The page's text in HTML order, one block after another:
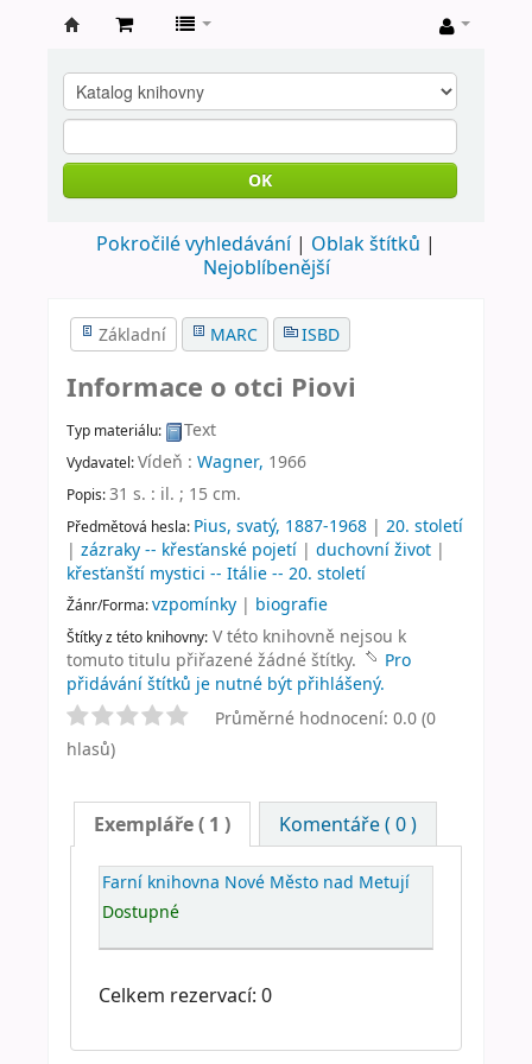
knihovna
Nové
Město
Metují
OK
Pokročilé vyhledávání
Oblak štítků
Nejoblíbenější
Základní MARC ISBD
Informace o otci Piovi
Typ materiálu: Text
Vydavatel:Vídeň : Wagner, 1966
Popis:31 s. : il. ; 15 cm.
Předmětová hesla: Pius, svatý, 1887-1968 | 20. století
| zázraky -- křesťanské pojetí | duchovní život |
křesťanští mystici -- Itálie -- 20. století
Žánr/Forma:vzpomínky | biografie
Štítky z této knihovny: V této knihovně nejsou k
tomuto titulu přiřazené žádné štítky.
Pro
přidávání štítků je nutné být přihlášený.
Průměrné hodnocení: 0.0 (0
hlasů)
Exempláře( 1 ) Komentáře ( 0 )
Farní knihovna Nové Město nad Metují
Dostupné
Celkem rezervací: 0